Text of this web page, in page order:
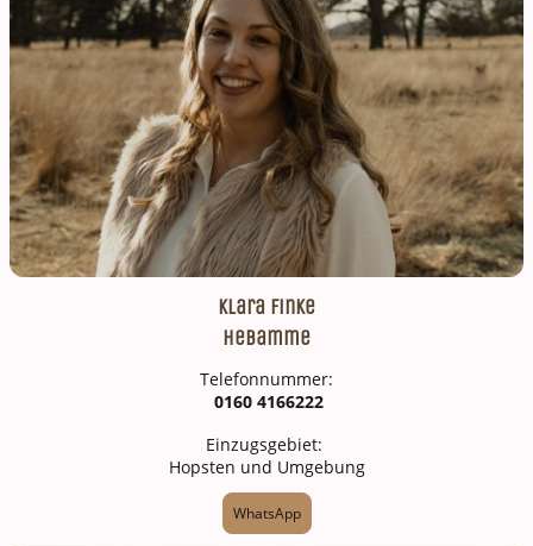
Klara Finke
Hebamme
Telefonnummer:
0160 4166222
Einzugsgebiet:
Hopsten und Umgebung
WhatsApp